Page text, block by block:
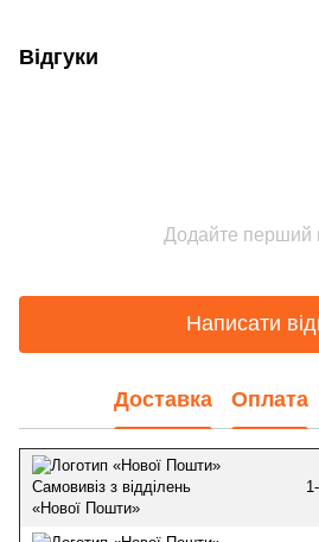
Відгуки
Додайте перший
Написати
Доставка Оплата
Самовивіз з відділень
«Нової Пошти»